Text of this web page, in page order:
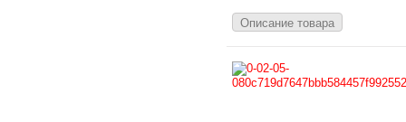
Описание товара